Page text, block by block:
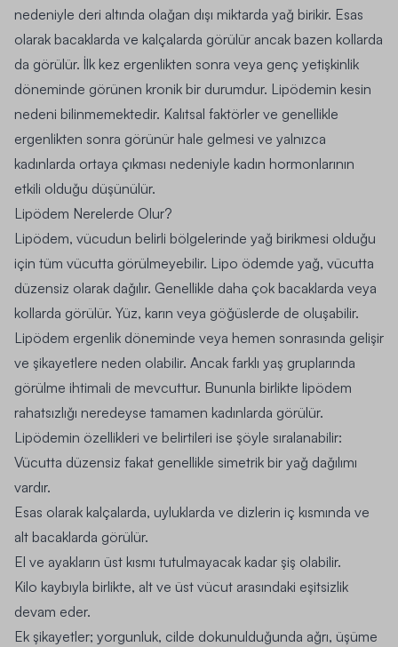
nedeniyle deri altında olağan dışı miktarda yağ birikir. Esas
olarak bacaklarda ve kalçalarda görülür ancak bazen kollarda
da görülür. İlk kez ergenlikten sonra veya genç yetişkinlik
döneminde görünen kronik bir durumdur. Lipödemin kesin
nedeni bilinmemektedir. Kalıtsal faktörler ve genellikle
ergenlikten sonra görünür hale gelmesi ve yalnızca
kadınlarda ortaya çıkması nedeniyle kadın hormonlarının
etkili olduğu düşünülür.
Lipödem Nerelerde Olur?
Lipödem, vücudun belirli bölgelerinde yağ birikmesi olduğu
için tüm vücutta görülmeyebilir. Lipo ödemde yağ, vücutta
düzensiz olarak dağılır. Genellikle daha çok bacaklarda veya
kollarda görülür. Yüz, karın veya göğüslerde de oluşabilir.
Lipödem ergenlik döneminde veya hemen sonrasında gelişir
ve şikayetlere neden olabilir. Ancak farklı yaş gruplarında
görülme ihtimali de mevcuttur. Bununla birlikte lipödem
rahatsızlığı neredeyse tamamen kadınlarda görülür.
Lipödemin özellikleri ve belirtileri ise şöyle sıralanabilir:
Vücutta düzensiz fakat genellikle simetrik bir yağ dağılımı
vardır.
Esas olarak kalçalarda, uyluklarda ve dizlerin iç kısmında ve
alt bacaklarda görülür.
El ve ayakların üst kısmı tutulmayacak kadar şiş olabilir.
Kilo kaybıyla birlikte, alt ve üst vücut arasındaki eşitsizlik
devam eder.
Ek şikayetler; yorgunluk, cilde dokunulduğunda ağrı, üşüme